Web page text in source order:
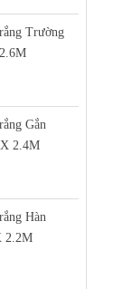
Trường
Gắn
2.4M
Hàn
2.2M